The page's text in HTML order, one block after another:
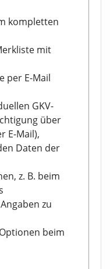
kompletten
mit
per E-Mail
GKV-
über
E-Mail),
Daten der
z. B. beim
zu
beim